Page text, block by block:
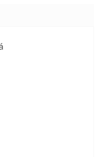
5 hvězdiček.
5 hvězdiček.
5 hvězdiček.